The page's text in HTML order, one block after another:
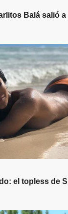
Balá salió
el topless de